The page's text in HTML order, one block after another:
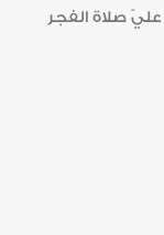
صلاة الفجر